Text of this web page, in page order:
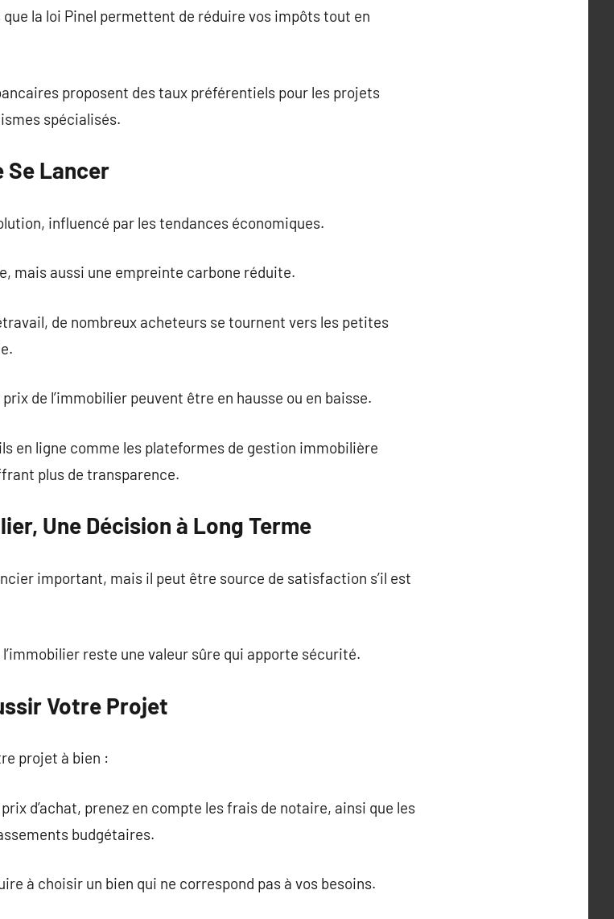
la loi Pinel permettent de réduire vos impôts tout en
proposent des taux préférentiels pour les projets
spécialisés.
Se Lancer
influencé par les tendances économiques.
mais aussi une empreinte carbone réduite.
de nombreux acheteurs se tournent vers les petites
de l’immobilier peuvent être en hausse ou en baisse.
en ligne comme les plateformes de gestion immobilière
plus de transparence.
Une Décision à Long Terme
important, mais il peut être source de satisfaction s’il est
reste une valeur sûre qui apporte sécurité.
Votre Projet
projet à bien :
d’achat, prenez en compte les frais de notaire, ainsi que les
budgétaires.
à choisir un bien qui ne correspond pas à vos besoins.